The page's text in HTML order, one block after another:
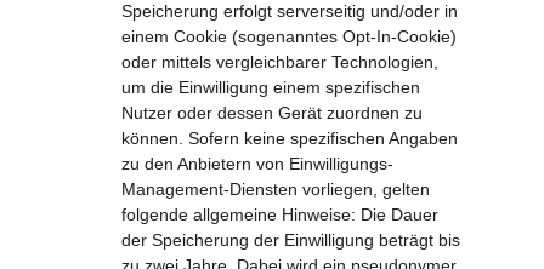
Speicherung erfolgt serverseitig und/oder in
einem Cookie (sogenanntes Opt-In-Cookie)
oder mittels vergleichbarer Technologien,
um die Einwilligung einem spezifischen
Nutzer oder dessen Gerät zuordnen zu
können. Sofern keine spezifischen Angaben
zu den Anbietern von Einwilligungs-
Management-Diensten vorliegen, gelten
folgende allgemeine Hinweise: Die Dauer
der Speicherung der Einwilligung beträgt bis